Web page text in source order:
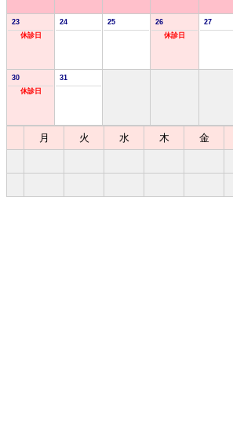
23
休診日
24 25
26
休診日
27
30
休診日
31
月 火 水 木 金